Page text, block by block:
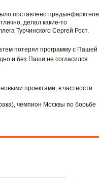
поставлено предынфарктное
делал какие-то
Турчинского Сергей Рост.
потерял программу с Пашей
и без Паши не согласился
проектами, в частности
чемпион Москвы по борьбе